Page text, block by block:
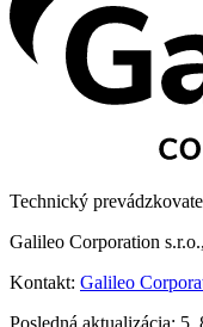
Technický
Galileo Corporation
Kontakt: Galileo
Posledná aktualizácia: 5.